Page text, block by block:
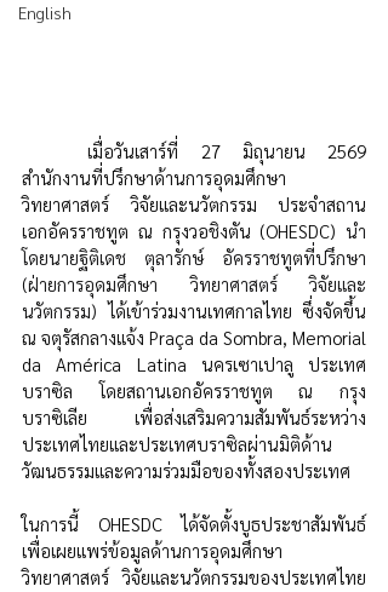
English
	เมื่อวันเสาร์ที่ 27 มิถุนายน 2569
สำนักงานที่ปรึกษาด้านการอุดมศึกษา
วิทยาศาสตร์ วิจัยและนวัตกรรม ประจำสถาน
เอกอัครราชทูต ณ กรุงวอชิงตัน (OHESDC) นำ
โดยนายฐิติเดช ตุลารักษ์ อัครราชทูตที่ปรึกษา
(ฝ่ายการอุดมศึกษา วิทยาศาสตร์ วิจัยและ
นวัตกรรม) ได้เข้าร่วมงานเทศกาลไทย ซึ่งจัดขึ้น
ณ จตุรัสกลางแจ้ง Praça da Sombra, Memorial
da América Latina นครเซาเปาลู ประเทศ
บราซิล โดยสถานเอกอัครราชทูต ณ กรุง
บราซิเลีย เพื่อส่งเสริมความสัมพันธ์ระหว่าง
ประเทศไทยและประเทศบราซิลผ่านมิติด้าน
วัฒนธรรมและความร่วมมือของทั้งสองประเทศ
ในการนี้ OHESDC ได้จัดตั้งบูธประชาสัมพันธ์
เพื่อเผยแพร่ข้อมูลด้านการอุดมศึกษา
วิทยาศาสตร์ วิจัยและนวัตกรรมของประเทศไทย